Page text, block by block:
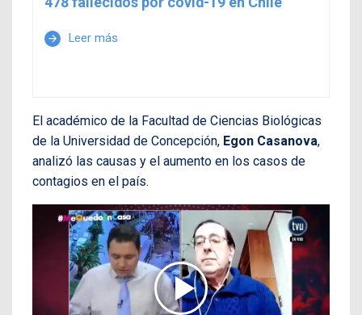
arrow_forward Leer más
El académico de la Facultad de Ciencias Biológicas
de la Universidad de Concepción, Egon Casanova,
analizó las causas y el aumento en los casos de
contagios en el país.